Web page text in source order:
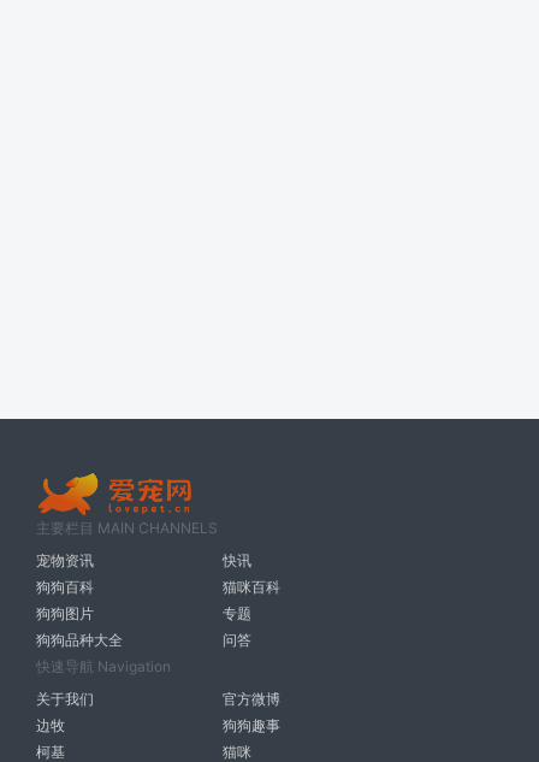
主要栏目 MAIN CHANNELS
宠物资讯
快讯
狗狗百科
猫咪百科
狗狗图片
专题
狗狗品种大全
问答
快速导航 Navigation
关于我们
官方微博
边牧
狗狗趣事
柯基
猫咪